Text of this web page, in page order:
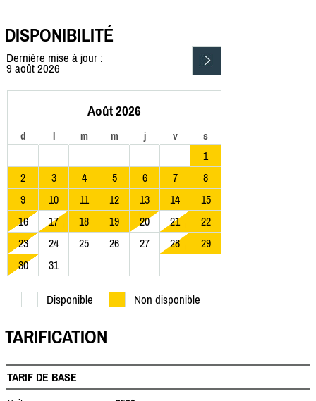
DISPONIBILITÉ
Dernière mise à jour :
9 août 2026
Août 2026
d l m m j v s
1
2
3 4 5 6 7
8
9
10 11 12 13 14
15
16
17 18 19 20 21
22
23
24 25 26 27 28
29
30
31
Disponible Non disponible
TARIFICATION
TARIF DE BASE